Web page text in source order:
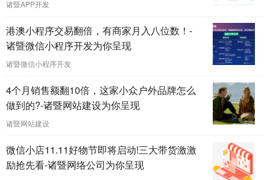
诸暨APP开发
港澳小程序交易翻倍，有商家月入八位数！-
诸暨微信小程序开发为你呈现
诸暨微信小程序开发
4个月销售额翻10倍，这家小众户外品牌怎么
做到的?-诸暨网站建设为你呈现
诸暨网站建设
微信小店11.11好物节即将启动!三大带货激激
励抢先看-诸暨网络公司为你呈现